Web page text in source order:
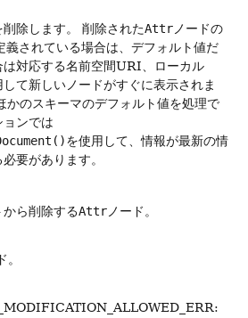
除します。 削除されたAttr ノードの
されている場合は、デフォルト値だ
は対応する名前空間URI、ローカル
て新しいノードがすぐに表示されま
かのスキーマのデフォルト値を処理で
ョンでは
を使用して、情報が最新の情
要があります。
ら削除するAttrノード。
。